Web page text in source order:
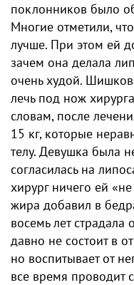
поклонников было
Многие отметили,
лучше. При этом ей
зачем она делала
очень худой.
лечь под нож
словам, после
15 кг, которые
телу. Девушка была
согласилась на
хирург ничего ей
жира добавил в
восемь лет
давно не состоит в
но воспитывает от
все время проводит